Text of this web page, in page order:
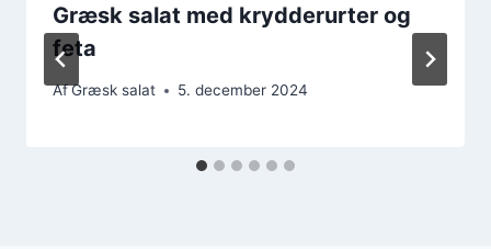
Græsk salat med krydderurter og
feta
AfGræsk salat 5. december 2024